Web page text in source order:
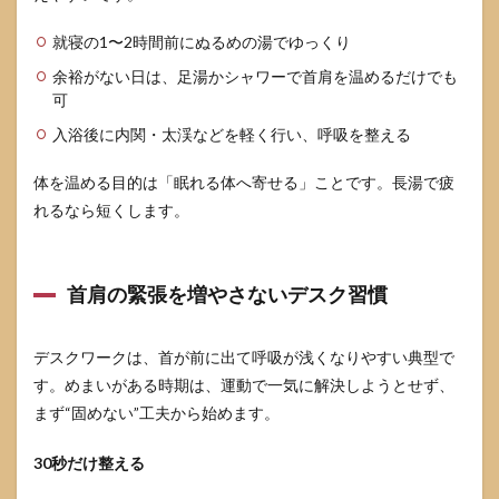
就寝の1〜2時間前にぬるめの湯でゆっくり
余裕がない日は、足湯かシャワーで首肩を温めるだけでも
可
入浴後に内関・太渓などを軽く行い、呼吸を整える
体を温める目的は「眠れる体へ寄せる」ことです。長湯で疲
れるなら短くします。
首肩の緊張を増やさないデスク習慣
デスクワークは、首が前に出て呼吸が浅くなりやすい典型で
す。めまいがある時期は、運動で一気に解決しようとせず、
まず“固めない”工夫から始めます。
30秒だけ整える